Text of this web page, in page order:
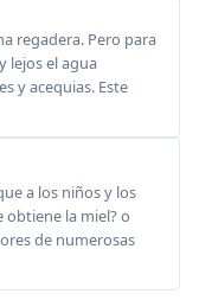
regadera. Pero para
lejos el agua
y acequias. Este
a los niños y los
obtiene la miel? o
de numerosas